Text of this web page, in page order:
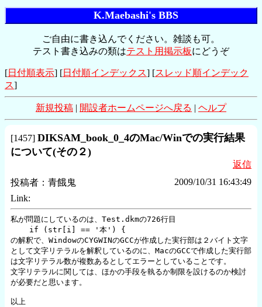
K.Maebashi's BBS
ご自由に書き込んでください。雑談も可。
テスト書き込みの類はテスト用掲示板にどうぞ
[日付順表示] [日付順インデックス] [スレッド順インデック
ス]
新規投稿 | 開設者ホームページへ戻る | ヘルプ
[1457] DIKSAM_book_0_4のMac/Winでの実行結果
について(その２)
返信
投稿者： 青餓鬼
2009/10/31 16:43:49
Link:
私が問題にしているのは、Test.dkmの726行目
の解釈で、WindowのCYGWINのGCCが作成した実行部は２バイト文字
として文字リテラルを解釈しているのに、MacのGCCで作成した実行部
は文字リテラル数が複数あるとしてエラーとしていることです。
文字リテラルに関しては、ほかの手段を執るか制限を設けるのか検討
が必要だと思います。
以上